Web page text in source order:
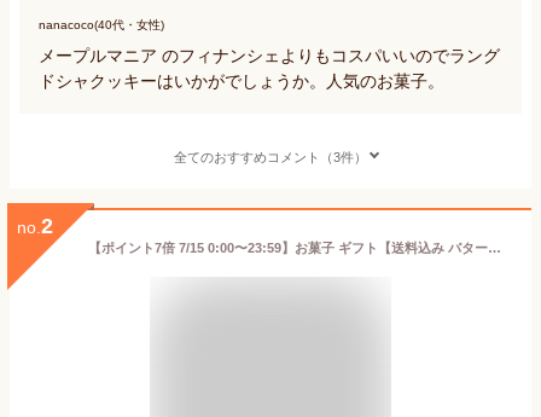
nanacoco(40代・女性)
メープルマニア のフィナンシェよりもコスパいいのでラング
ドシャクッキーはいかがでしょうか。人気のお菓子。
全てのおすすめコメント（3件）
no. 2
【ポイント7倍 7/15 0:00〜23:59】お菓子 ギフト【送料込み バターフィナンシェ12個入】 個包装 スイーツ フィナンシェ 焼き菓子 洋菓子 内祝 お祝 出産祝 お礼 おしゃれ 退職 菓子折り ご挨拶 ギフト バターバトラー お供え お中元 御中元 夏ギフト 暑中見舞い